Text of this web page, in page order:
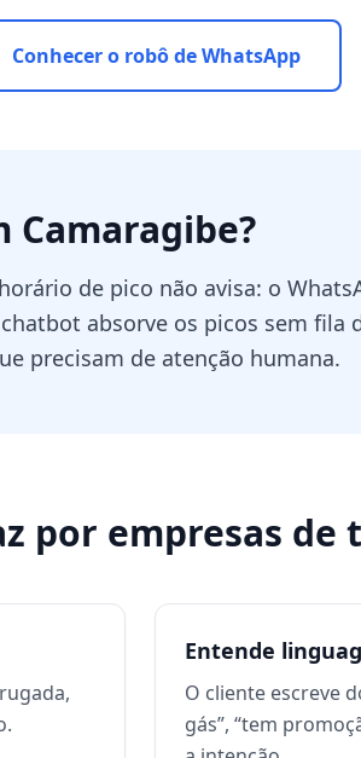
Conhecer o robô de WhatsApp
Camaragibe?
de pico não avisa: o
absorve os picos sem fila
precisam de atenção humana.
por empresas de
Entende
O cliente escreve
gás”, “tem